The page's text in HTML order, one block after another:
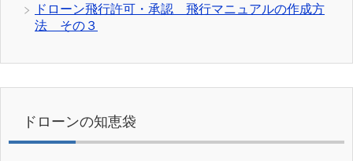
ドローン飛行許可・承認 飛行マニュアルの作成方
法 その３
ドローンの知恵袋